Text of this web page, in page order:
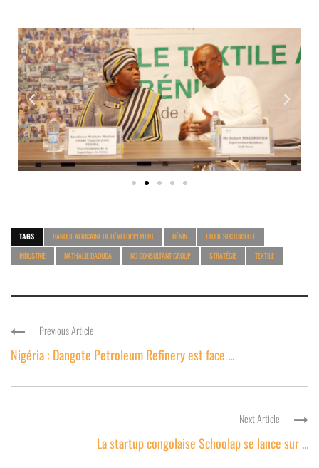
TAGS BANQUE AFRICAINE DE DÉVELOPPEMENT BÉNIN
ETUDE SECTORIELLE
INDUSTRIE
NATHALIE DAOUDA ND CONSULTANT GROUP STRATÉGIE TEXTILE
Previous Article
Nigéria : Dangote Petroleum Refinery est face ...
Next Article
La startup congolaise Schoolap se lance sur ...